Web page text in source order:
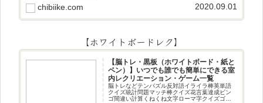
chibiike.com 2020.09.01
【ホワイトボードレク】
【脳トレ・黒板（ホワイトボード・紙と
ペン）】いつでも誰でも簡単にできる室
内レクリエーション・ゲーム一覧
脳トレなどテンパズル反対語イライラ棒英単語
クイズ統計問題マッチ棒クイズ花言葉達成ビン
ゴ間違い計算くねくね文字ローマ字クイズゴロ